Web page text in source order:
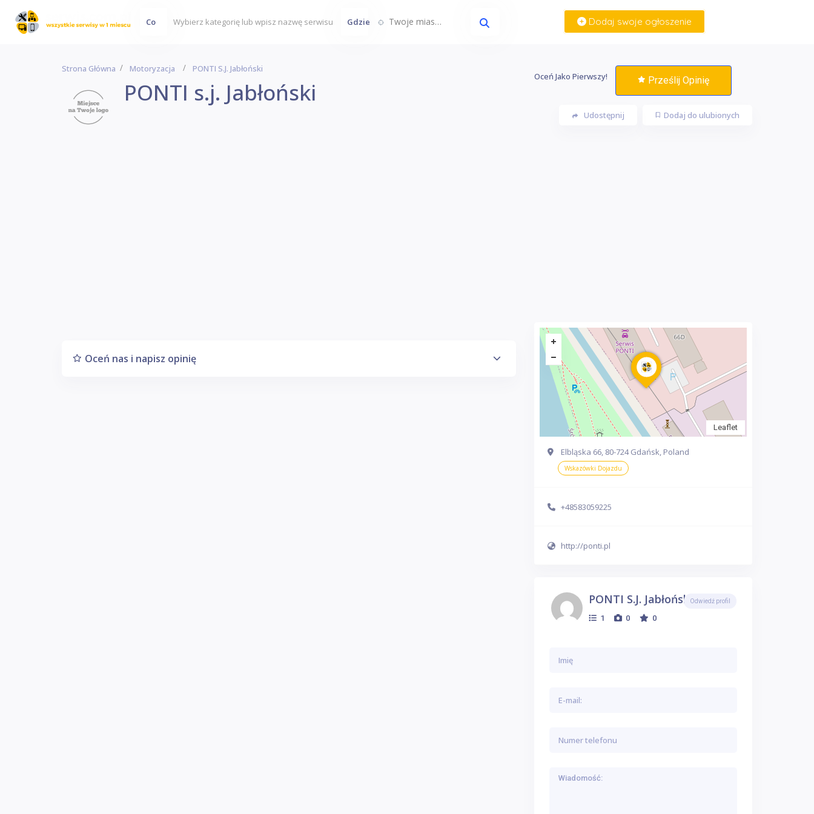
Co Gdzie Twoje miasto... Dodaj swoje ogłoszenie
Strona Główna Motoryzacja PONTI S.j. Jabłoński
PONTI s.j. Jabłoński
Oceń Jako Pierwszy! Prześlij Opinię
Dodaj do ulubionych
Udostępnij
Oceń nas i napisz opinię
Leaflet
Elbląska 66, 80-724 Gdańsk, Poland
Wskazówki Dojazdu
+48583059225
http://ponti.pl
PONTI S.j. Jabłoński
1 0 0
Odwiedź profil